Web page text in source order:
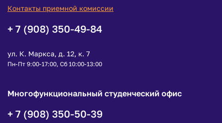
Контакты приемной комиссии
+ 7 (908) 350-49-84
ул. К. Маркса, д. 12, к. 7
Пн-Пт 9:00-17:00, Сб 10:00-13:00
Многофункциональный студенческий офис
+ 7 (908) 350-50-39